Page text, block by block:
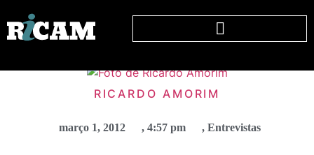
RICARDO AMORIM
março 1, 2012 , 4:57 pm , Entrevistas